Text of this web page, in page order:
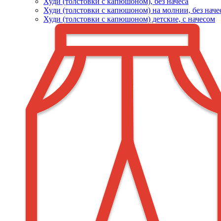
Худи (толстовки с капюшоном) на молнии, без
Худи (толстовки c капюшоном) детские, с начесом